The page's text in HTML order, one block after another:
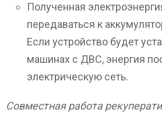
Полученная
передаваться к
Если устройство будет
машинах с ДВС, энергия
электрическую сеть.
Совместная работа